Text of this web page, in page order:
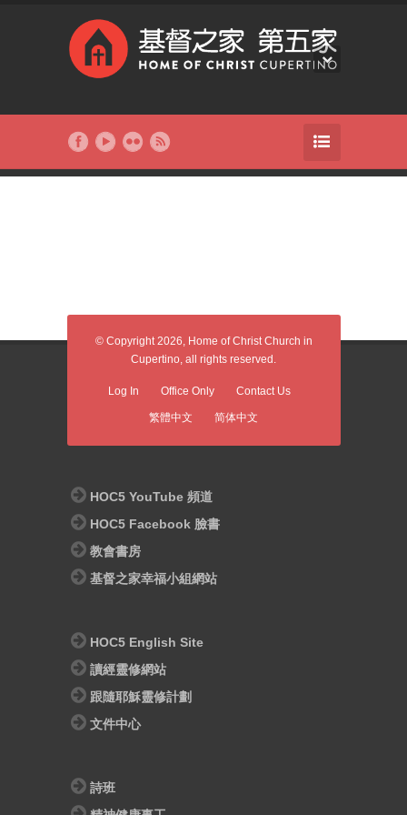
© Copyright 2026, Home of Christ Church in
Cupertino, all rights reserved.
Log In Office Only Contact Us
繁體中文 简体中文
HOC5 YouTube 頻道
HOC5 Facebook 臉書
教會書房
基督之家幸福小組網站
HOC5 English Site
讀經靈修網站
跟隨耶穌靈修計劃
文件中心
詩班